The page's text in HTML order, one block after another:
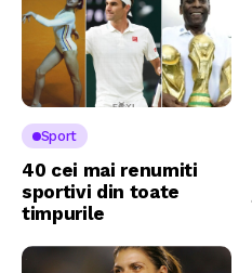
Sport
40 cei mai renumiti
sportivi din toate
timpurile